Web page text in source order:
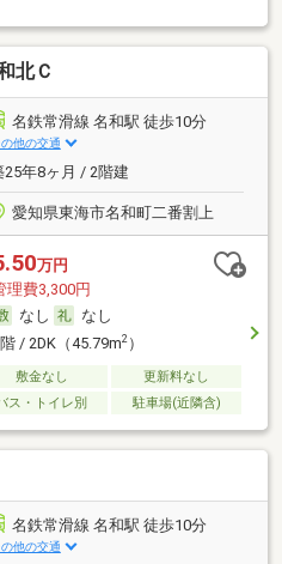
北Ｃ
名鉄常滑線 名和駅 徒歩10分
の他の交通
25年8ヶ月 / 2階建
愛知県東海市名和町二番割上
万円
理費3,300円
なし
なし
/ 2DK（45.79m2）
敷金なし
更新料なし
ス・トイレ別 駐車場(近隣含)
名鉄常滑線 名和駅 徒歩10分
の他の交通